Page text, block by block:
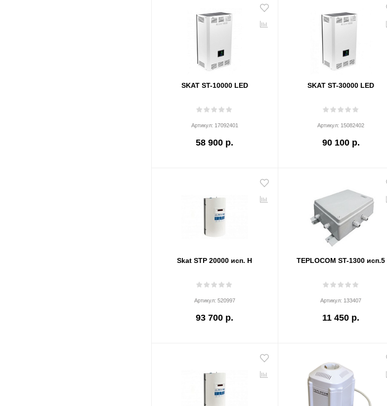
SKAT ST-10000 LED
Артикул: 17092401
58 900 р.
SKAT ST-30000 LED
Артикул: 15082402
90 100 р.
Skat STP 20000 исп. Н
Артикул: 520997
93 700 р.
TEPLOCOM ST-1300 исп.5
Артикул: 133407
11 450 р.